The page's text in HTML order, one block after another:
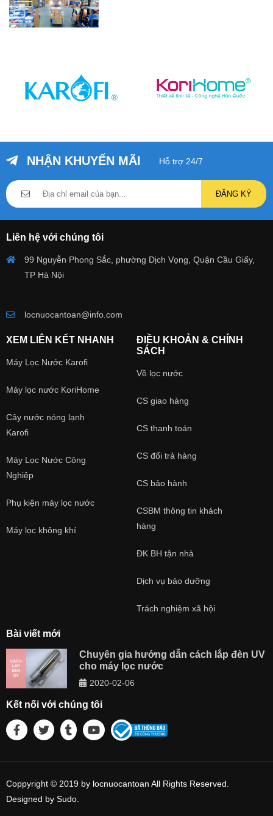
NHẬN KHUYẾN MÃI Hỗ trợ 24/7
ĐĂNG KÝ
Liên hệ với chúng tôi
99 Nguyễn Phong Sắc, phường Dịch Vọng, Quận Cầu Giấy,
TP Hà Nội
locnuocantoan@info.com
XEM LIÊN KẾT NHANH
Máy Lọc Nước Karofi
Máy lọc nước KoriHome
Cây nước nóng lạnh
Karofi
Máy Lọc Nước Công
Nghiệp
Phụ kiện máy lọc nước
Máy lọc không khí
ĐIỀU KHOẢN & CHÍNH
SÁCH
Về lọc nước
CS giao hàng
CS thanh toán
CS đổi trả hàng
CS bảo hành
CSBM thông tin khách
hàng
ĐK BH tận nhà
Dịch vụ bảo dưỡng
Trách nghiệm xã hội
Bài viết mới
Chuyên gia hướng dẫn cách lắp đèn UV
cho máy lọc nước
2020-02-06
Kết nối với chúng tôi
Coppyright © 2019 by locnuocantoan All Rights Reserved.
Designed by Sudo.